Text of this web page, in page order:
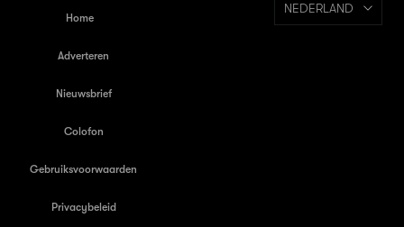
Home
Adverteren
Nieuwsbrief
Colofon
Gebruiksvoorwaarden
Privacybeleid
NEDERLAND